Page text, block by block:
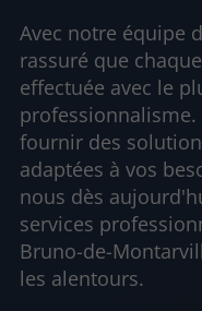
Avec notre équipe
rassuré que
effectuée avec le
fournir des
adaptées à vos
nous dès
services
Bruno-de-
les alentours.